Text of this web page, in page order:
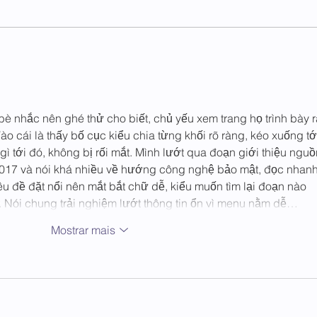
nhắc nên ghé thử cho biết, chủ yếu xem trang họ trình bày
cái là thấy bố cục kiểu chia từng khối rõ ràng, kéo xuống
tới đó, không bị rối mắt. Mình lướt qua đoạn giới thiệu
và nói khá nhiều về hướng công nghệ bảo mật, đọc nhanh
đề đặt nổi nên mắt bắt chữ dễ, kiểu muốn tìm lại đoạn nào
Nói chung trải nghiệm lướt thông tin ổn vì menu nằm dễ…
Mostrar mais